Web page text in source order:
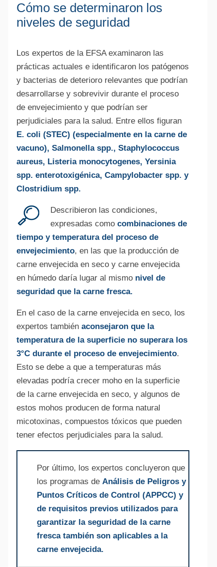
Cómo se determinaron los
niveles de seguridad
Los expertos de la EFSA examinaron las
prácticas actuales e identificaron los patógenos
y bacterias de deterioro relevantes que podrían
desarrollarse y sobrevivir durante el proceso
de envejecimiento y que podrían ser
perjudiciales para la salud. Entre ellos figuran
E. coli (STEC) (especialmente en la carne de
vacuno), Salmonella spp., Staphylococcus
aureus, Listeria monocytogenes, Yersinia
spp. enterotoxigénica, Campylobacter spp. y
Clostridium spp.
Describieron las condiciones,
expresadas como combinaciones de
tiempo y temperatura del proceso de
envejecimiento, en las que la producción de
carne envejecida en seco y carne envejecida
en húmedo daría lugar al mismo nivel de
seguridad que la carne fresca.
En el caso de la carne envejecida en seco, los
expertos tambiénaconsejaron que la
temperatura de la superficie no superara los
3°C durante el proceso de envejecimiento.
Esto se debe a que a temperaturas más
elevadas podría crecer moho en la superficie
de la carne envejecida en seco, y algunos de
estos mohos producen de forma natural
micotoxinas, compuestos tóxicos que pueden
tener efectos perjudiciales para la salud.
Por último, los expertos concluyeron que
los programas de Análisis de Peligros y
Puntos Críticos de Control (APPCC) y
de requisitos previos utilizados para
garantizar la seguridad de la carne
fresca también son aplicables a la
carne envejecida.